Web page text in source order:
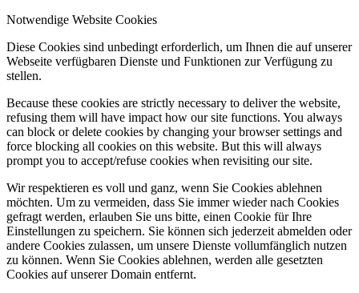
Notwendige Website Cookies
Diese Cookies sind unbedingt erforderlich, um Ihnen die auf unserer
Webseite verfügbaren Dienste und Funktionen zur Verfügung zu
stellen.
Because these cookies are strictly necessary to deliver the website,
refusing them will have impact how our site functions. You always
can block or delete cookies by changing your browser settings and
force blocking all cookies on this website. But this will always
prompt you to accept/refuse cookies when revisiting our site.
Wir respektieren es voll und ganz, wenn Sie Cookies ablehnen
möchten. Um zu vermeiden, dass Sie immer wieder nach Cookies
gefragt werden, erlauben Sie uns bitte, einen Cookie für Ihre
Einstellungen zu speichern. Sie können sich jederzeit abmelden oder
andere Cookies zulassen, um unsere Dienste vollumfänglich nutzen
zu können. Wenn Sie Cookies ablehnen, werden alle gesetzten
Cookies auf unserer Domain entfernt.